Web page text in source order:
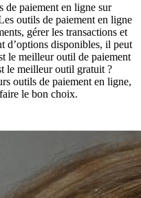
de paiement en ligne sur
outils de paiement en ligne
gérer les transactions et
d’options disponibles, il peut
le meilleur outil de paiement
le meilleur outil gratuit ?
outils de paiement en ligne,
le bon choix.